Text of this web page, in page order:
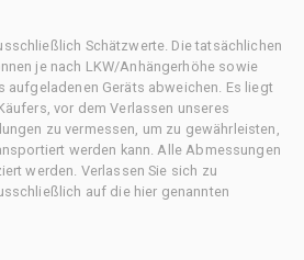
Schätzwerte. Die tatsächlichen
je nach LKW/Anhängerhöhe sowie
Geräts abweichen. Es liegt
vor dem Verlassen unseres
zu vermessen, um zu gewährleisten,
werden kann. Alle Abmessungen
werden. Verlassen Sie sich zu
auf die hier genannten